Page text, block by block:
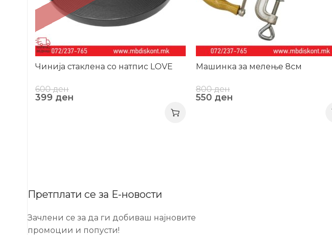
Чинија стаклена со натпис LOVE
600ден
399 ден
Машинка за мелење 8см
800ден
550 ден
Претплати се за Е-новости
Зачлени се за да ги добиваш најновите
промоции и попусти!